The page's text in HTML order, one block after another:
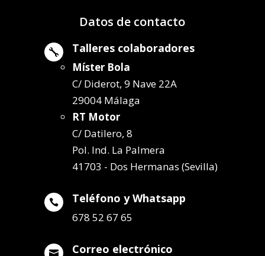
Datos de contacto
 Talleres colaboradores
Míster Bola
C/ Diderot, 9 Nave 22A
29004 Málaga
RT Motor
C/ Datilero, 8
Pol. Ind. La Palmera
41703 - Dos Hermanas (Sevilla)
 Teléfono y Whatsapp
678 52 67 65
 Correo electrónico